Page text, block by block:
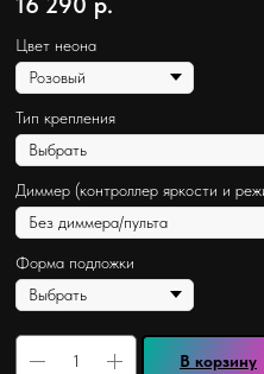
Цвет неона
Тип крепления
Диммер (контроллер яркости и
Форма подложки
В корзину